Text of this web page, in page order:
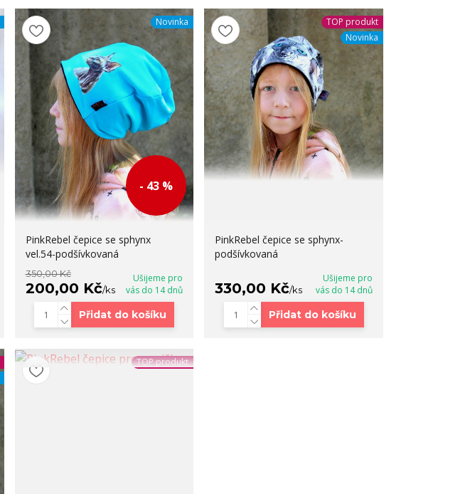
Novinka
- 43 %
PinkRebel čepice se sphynx
vel.54-podšívkovaná
350,00 Kč
200,00 Kč/ks
Ušijeme pro
vás do 14 dnů
Přidat do košíku
TOP produkt
Novinka
PinkRebel čepice se sphynx-
podšívkovaná
330,00 Kč/ks
Ušijeme pro
vás do 14 dnů
Přidat do košíku
TOP produkt